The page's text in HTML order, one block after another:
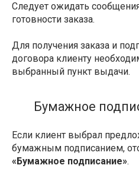
Следует ожидать
готовности заказа.
Для получения заказа и
договора клиенту
выбранный пункт выдачи.
Бумажное
Если клиент выбрал
бумажным подписанием,
«Бумажное подписание».